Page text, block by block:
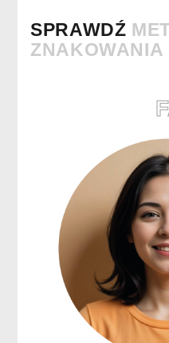
SPRAWDŹ
ZNAKOWANIA